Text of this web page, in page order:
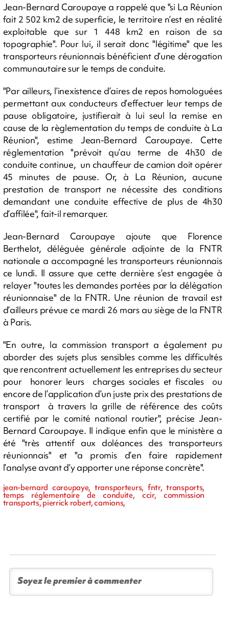
Jean-Bernard Caroupaye a rappelé que "si La Réunion
fait 2 502 km2 de superficie, le territoire n’est en réalité
exploitable que sur 1 448 km2 en raison de sa
topographie". Pour lui, il serait donc "légitime" que les
transporteurs réunionnais bénéficient d’une dérogation
communautaire sur le temps de conduite.
"Par ailleurs, l’inexistence d’aires de repos homologuées
permettant aux conducteurs d’effectuer leur temps de
pause obligatoire, justifierait à lui seul la remise en
cause de la règlementation du temps de conduite à La
Réunion", estime Jean-Bernard Caroupaye. Cette
réglementation "prévoit qu’au terme de 4h30 de
conduite continue, un chauffeur de camion doit opérer
45 minutes de pause. Or, à La Réunion, aucune
prestation de transport ne nécessite des conditions
demandant une conduite effective de plus de 4h30
d’affilée", fait-il remarquer.
Jean-Bernard Caroupaye ajoute que Florence
Berthelot, déléguée générale adjointe de la FNTR
nationale a accompagné les transporteurs réunionnais
ce lundi. Il assure que cette dernière s’est engagée à
relayer "toutes les demandes portées par la délégation
réunionnaise" de la FNTR. Une réunion de travail est
d’ailleurs prévue ce mardi 26 mars au siège de la FNTR
à Paris.
"En outre, la commission transport a également pu
aborder des sujets plus sensibles comme les difficultés
que rencontrent actuellement les entreprises du secteur
pour honorer leurs charges sociales et fiscales ou
encore de l’application d’un juste prix des prestations de
transport à travers la grille de référence des coûts
certifié par le comité national routier", précise Jean-
Bernard Caroupaye. Il indique enfin que le ministère a
été "très attentif aux doléances des transporteurs
réunionnais" et "a promis d’en faire rapidement
l’analyse avant d’y apporter une réponse concrète".
jean-bernard caroupaye, transporteurs, fntr, transports,
temps réglementaire de conduite, ccir, commission
transports, pierrick robert, camions,